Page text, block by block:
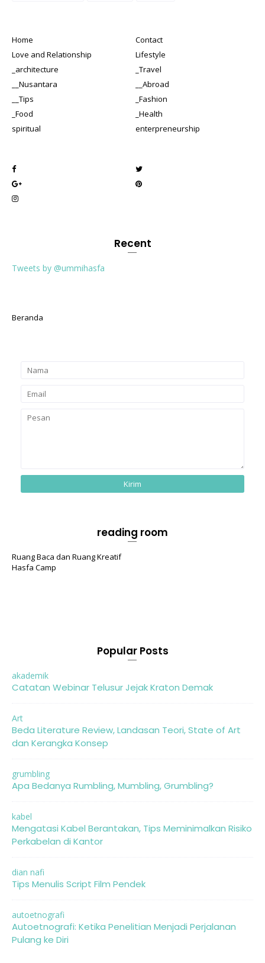
Home
Contact
Love and Relationship
Lifestyle
_architecture
_Travel
__Nusantara
__Abroad
__Tips
_Fashion
_Food
_Health
spiritual
enterpreneurship
Recent
Tweets by @ummihasfa
Beranda
reading room
Ruang Baca dan Ruang Kreatif
Hasfa Camp
Popular Posts
akademik
Catatan Webinar Telusur Jejak Kraton Demak
Art
Beda Literature Review, Landasan Teori, State of Art
dan Kerangka Konsep
grumbling
Apa Bedanya Rumbling, Mumbling, Grumbling?
kabel
Mengatasi Kabel Berantakan, Tips Meminimalkan Risiko
Perkabelan di Kantor
dian nafi
Tips Menulis Script Film Pendek
autoetnografi
Autoetnografi: Ketika Penelitian Menjadi Perjalanan
Pulang ke Diri